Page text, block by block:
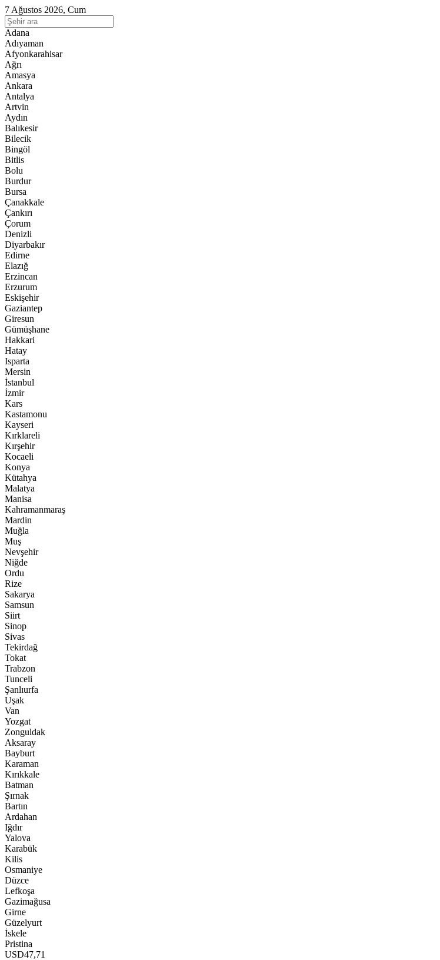
7 Ağustos 2026, Cum
Adana
Adıyaman
Afyonkarahisar
Ağrı
Amasya
Ankara
Antalya
Artvin
Aydın
Balıkesir
Bilecik
Bingöl
Bitlis
Bolu
Burdur
Bursa
Çanakkale
Çankırı
Çorum
Denizli
Diyarbakır
Edirne
Elazığ
Erzincan
Erzurum
Eskişehir
Gaziantep
Giresun
Gümüşhane
Hakkari
Hatay
Isparta
Mersin
İstanbul
İzmir
Kars
Kastamonu
Kayseri
Kırklareli
Kırşehir
Kocaeli
Konya
Kütahya
Malatya
Manisa
Kahramanmaraş
Mardin
Muğla
Muş
Nevşehir
Niğde
Ordu
Rize
Sakarya
Samsun
Siirt
Sinop
Sivas
Tekirdağ
Tokat
Trabzon
Tunceli
Şanlıurfa
Uşak
Van
Yozgat
Zonguldak
Aksaray
Bayburt
Karaman
Kırıkkale
Batman
Şırnak
Bartın
Ardahan
Iğdır
Yalova
Karabük
Kilis
Osmaniye
Düzce
Lefkoşa
Gazimağusa
Girne
Güzelyurt
İskele
Pristina
USD47,71